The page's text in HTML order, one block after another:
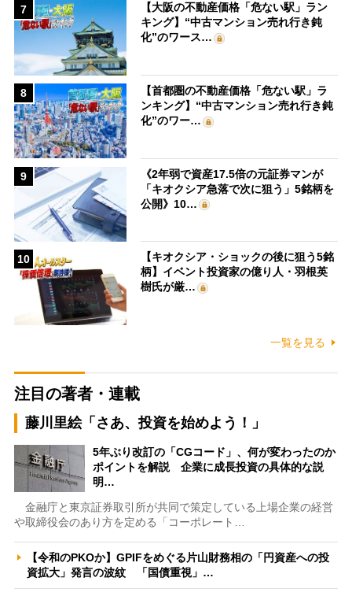
7
【大阪の不動産価格「危ない駅」ラン
キング】“中古マンション売れ行き鈍
化”のワース…
8
【首都圏の不動産価格「危ない駅」ラ
ンキング】“中古マンション売れ行き鈍
化”のワー…
9
《2年弱で資産17.5倍の元証券マンが
「キオクシア急落で次に狙う」5銘柄を
公開》10…
10
【キオクシア・ショックの後に狙う5銘
柄】イベント投資家の億り人・羽根英
樹氏が厳…
一覧を見る
注目の著者・連載
藤川里絵「さあ、投資を始めよう！」
5年ぶり改訂の「CGコード」、何が変わったのか
ポイントを解説 企業に成長投資の具体的な説
明…
金融庁と東京証券取引所が共同で策定している上場企業の経営
や取締役会のあり方を定める「コーポレート…
【令和のPKOか】GPIFをめぐる片山財務相の「円資産への投
資拡大」発言の波紋 「国債重視」…